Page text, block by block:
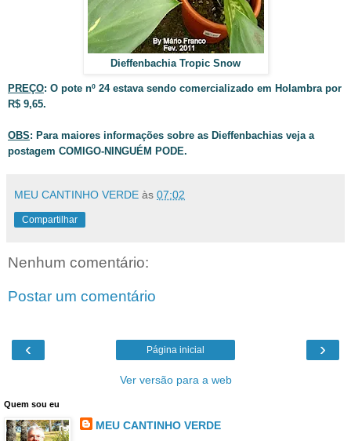
Dieffenbachia Tropic Snow
PREÇO: O pote nº 24 estava sendo comercializado em Holambra por
R$ 9,65.
OBS: Para maiores informações sobre as Dieffenbachias veja a
postagem COMIGO-NINGUÉM PODE.
MEU CANTINHO VERDE às 07:02
Compartilhar
Nenhum comentário:
Postar um comentário
‹ ›
Página inicial
Ver versão para a web
Quem sou eu
MEU CANTINHO VERDE